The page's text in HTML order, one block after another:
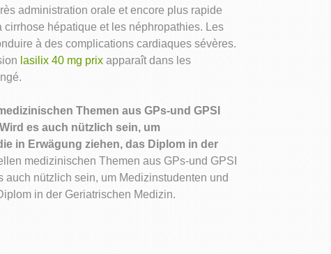
administration orale et encore plus rapide
hépatique et les néphropathies. Les
à des complications cardiaques sévères.
lasilix 40 mg prix apparaît dans les
Themen aus GPs-und GPSI
es auch nützlich sein, um
in Erwägung ziehen, das Diplom in der
medizinischen Themen aus GPs-und GPSI
nützlich sein, um Medizinstudenten und
in der Geriatrischen Medizin.